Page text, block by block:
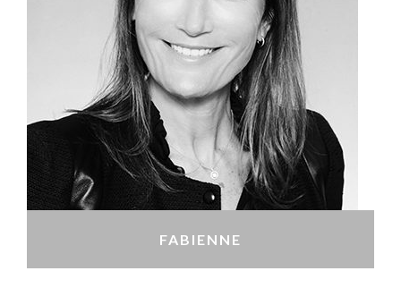
FABIENNE